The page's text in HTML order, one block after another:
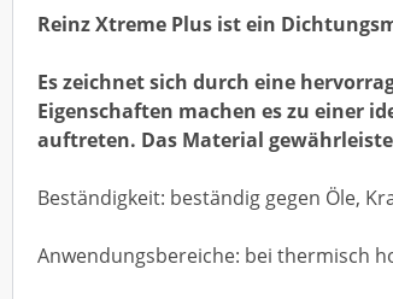
Reinz Xtreme Plus ist ein
Es zeichnet sich durch eine
Eigenschaften machen es zu einer
auftreten. Das Material
Beständigkeit: beständig gegen Öle,
Anwendungsbereiche: bei thermisch